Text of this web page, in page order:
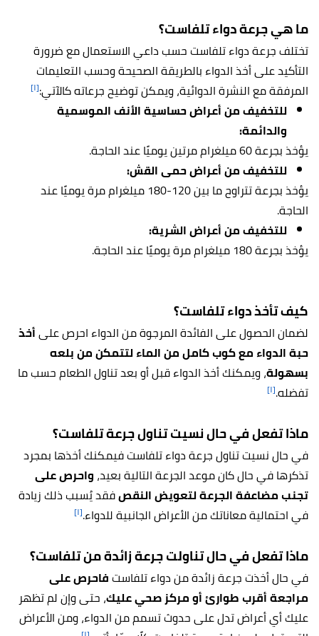
ما هي جرعة دواء تلفاست؟
تختلف جرعة دواء تلفاست حسب داعي الاستعمال مع ضرورة
التأكيد على أخذ الدواء بالطريقة الصحيحة وحسب التعليمات
المرفقة مع النشرة الدوائية، ويمكن توضيح جرعاته كالآتي:[١]
للتخفيف من أعراض حساسية الأنف الموسمية
والدائمة:
يؤخذ بجرعة 60 ميلغرام مرتين يوميًا عند الحاجة.
للتخفيف من أعراض حمى القش:
يؤخذ بجرعة تتراوح ما بين 120-180 ميلغرام مرة يوميًا عند
الحاجة.
للتخفيف من أعراض الشرية:
يؤخذ بجرعة 180 ميلغرام مرة يوميًا عند الحاجة.
كيف تأخذ دواء تلفاست؟
لضمان الحصول على الفائدة المرجوة من الدواء احرص علىأخذ
حبة الدواء مع كوب كامل من الماء لتتمكن من بلعه
بسهولة، ويمكنك أخذ الدواء قبل أو بعد تناول الطعام حسب ما
تفضله.[١]
ماذا تفعل في حال نسيت تناول جرعة تلفاست؟
في حال نسيت تناول جرعة دواء تلفاست فيمكنك أخذها بمجرد
تذكرها في حال كان موعد الجرعة التالية بعيد، واحرص على
تجنب مضاعفة الجرعة لتعويض النقصفقد يُسبب ذلك زيادة
في احتمالية معاناتك من الأعراض الجانبية للدواء.[١]
ماذا تفعل في حال تناولت جرعة زائدة من تلفاست؟
في حال أخذت جرعة زائدة من دواء تلفاستفاحرص على
مراجعة أقرب طوارئ أو مركز صحي عليك، حتى وإن لم تظهر
عليك أي أعراض تدل على حدوث تسمم من الدواء، ومن الأعراض